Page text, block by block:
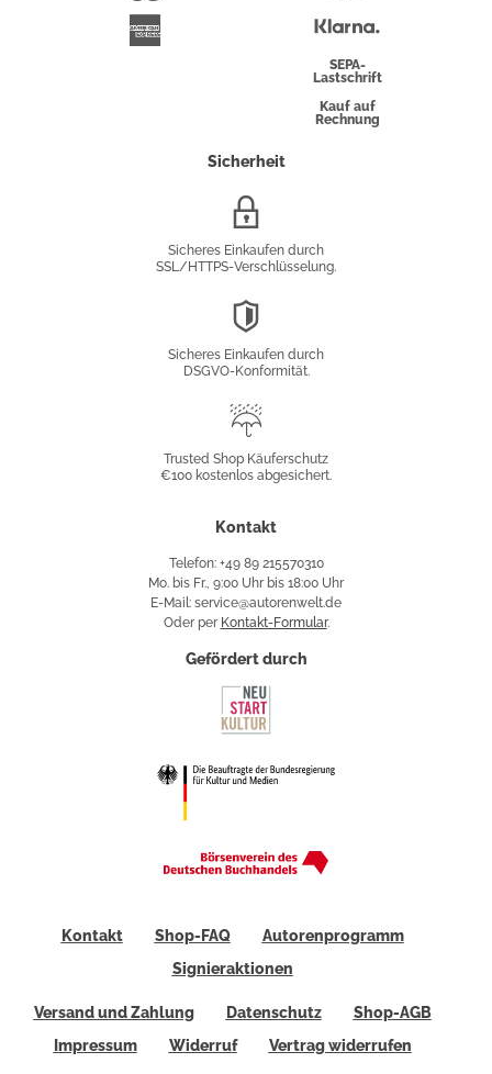
Überweisung
SEPA-
Lastschrift
Kauf auf
Rechnung
Sicherheit
Sicheres Einkaufen durch
SSL/HTTPS-Verschlüsselung.
Sicheres Einkaufen durch
DSGVO-Konformität.
Käuferschutz
Trusted Shop Käuferschutz
€100 kostenlos abgesichert.
Kontakt
Telefon: +49 89 215570310
Mo. bis Fr., 9:00 Uhr bis 18:00 Uhr
E-Mail: service@autorenwelt.de
Oder per Kontakt-Formular.
Gefördert durch
Kontakt Shop-FAQ
Autorenprogramm
Signieraktionen
Versand und Zahlung Datenschutz
Shop-AGB
Impressum
Widerruf Vertrag widerrufen